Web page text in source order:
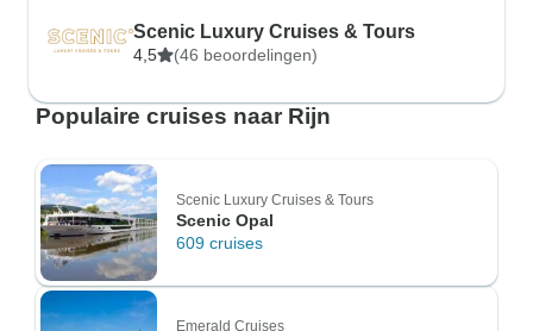
Scenic Luxury Cruises & Tours
4,5 (46 beoordelingen)
Populaire cruises naar Rijn
Scenic Luxury Cruises & Tours
Scenic Opal
609 cruises
Emerald Cruises